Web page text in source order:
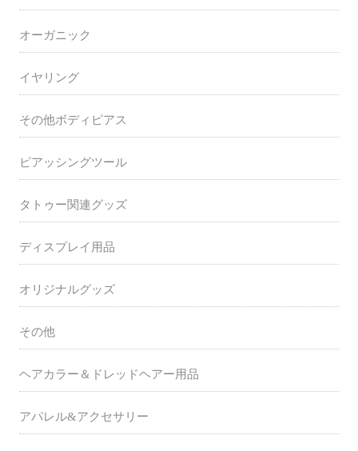
オーガニック
イヤリング
その他ボディピアス
ピアッシングツール
タトゥー関連グッズ
ディスプレイ用品
オリジナルグッズ
その他
ヘアカラー＆ドレッドヘアー用品
アパレル&アクセサリー